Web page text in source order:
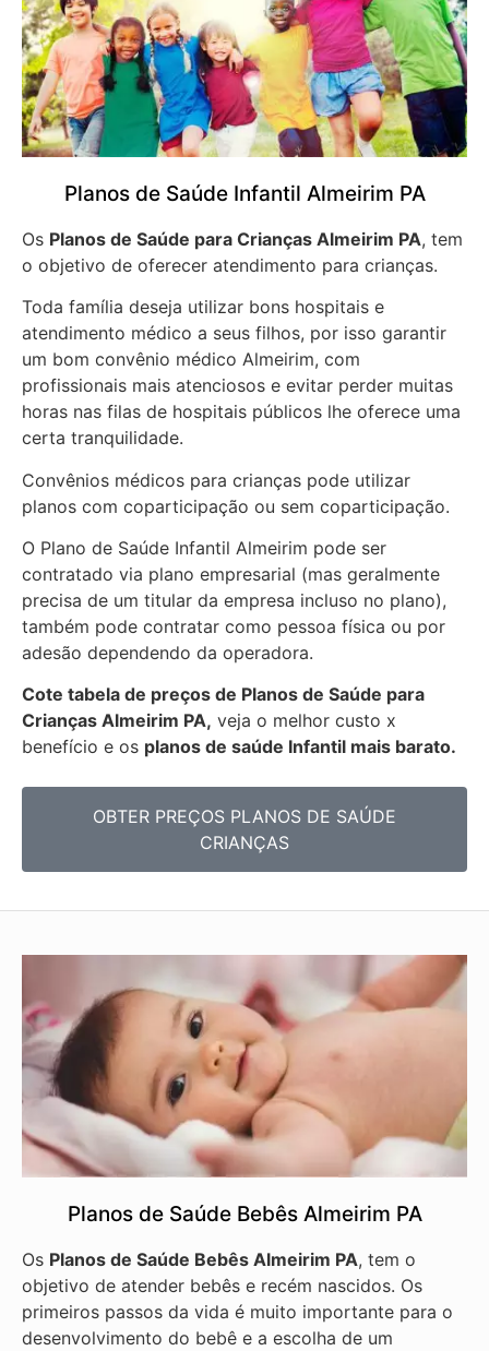
Planos de Saúde Infantil Almeirim PA
Os Planos de Saúde para Crianças Almeirim PA, tem
o objetivo de oferecer atendimento para crianças.
Toda família deseja utilizar bons hospitais e
atendimento médico a seus filhos, por isso garantir
um bom convênio médico Almeirim, com
profissionais mais atenciosos e evitar perder muitas
horas nas filas de hospitais públicos lhe oferece uma
certa tranquilidade.
Convênios médicos para crianças pode utilizar
planos com coparticipação ou sem coparticipação.
O Plano de Saúde Infantil Almeirim pode ser
contratado via plano empresarial (mas geralmente
precisa de um titular da empresa incluso no plano),
também pode contratar como pessoa física ou por
adesão dependendo da operadora.
Cote tabela de preços de Planos de Saúde para
Crianças Almeirim PA, veja o melhor custo x
benefício e os planos de saúde Infantil mais barato.
OBTER PREÇOS PLANOS DE SAÚDE
CRIANÇAS
Planos de Saúde Bebês Almeirim PA
Os Planos de Saúde Bebês Almeirim PA, tem o
objetivo de atender bebês e recém nascidos. Os
primeiros passos da vida é muito importante para o
desenvolvimento do bebê e a escolha de um